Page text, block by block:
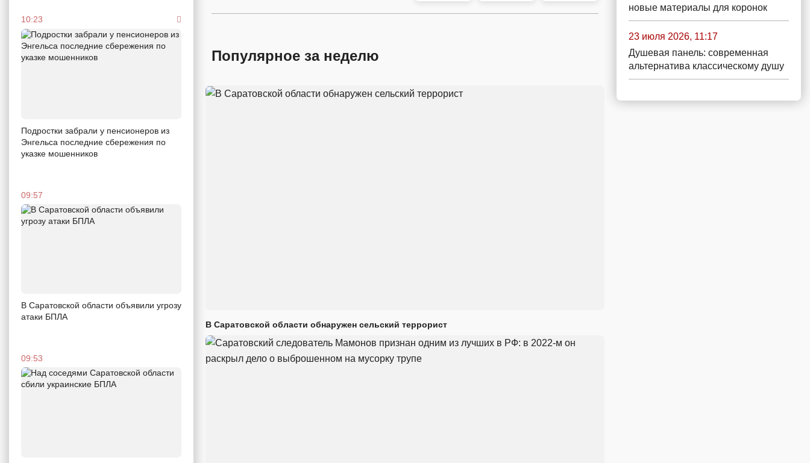
10:23
Подростки забрали у пенсионеров из
Энгельса последние сбережения по
указке мошенников
09:57
В Саратовской области объявили угрозу
атаки БПЛА
09:53
Популярное за неделю
В Саратовской области обнаружен сельский террорист
новые материалы для коронок
23 июля 2026, 11:17
Душевая панель: современная
альтернатива классическому душу